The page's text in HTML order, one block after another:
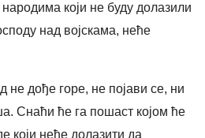
који не буду долазили
над војскама, неће
не дође горе, не појави се, ни
Снаћи ће га пошаст којом ће
који неће долазити да